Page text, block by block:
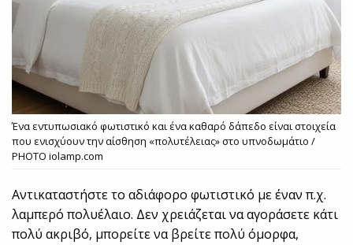
Ένα εντυπωσιακό φωτιστικό και ένα καθαρό δάπεδο είναι στοιχεία
που ενισχύουν την αίσθηση «πολυτέλειας» στο υπνοδωμάτιο /
PHOTO iolamp.com
Αντικαταστήστε το αδιάφορο φωτιστικό με έναν π.χ.
λαμπερό πολυέλαιο. Δεν χρειάζεται να αγοράσετε κάτι
πολύ ακριβό, μπορείτε να βρείτε πολύ όμορφα,